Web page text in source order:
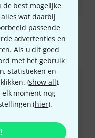
de best mogelijke
wat daarbij
passende
advertenties en
Als u dit goed
met het gebruik
statistieken en
(show all).
moment nog
(hier).